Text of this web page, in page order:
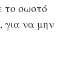
το σωστό
για να μην